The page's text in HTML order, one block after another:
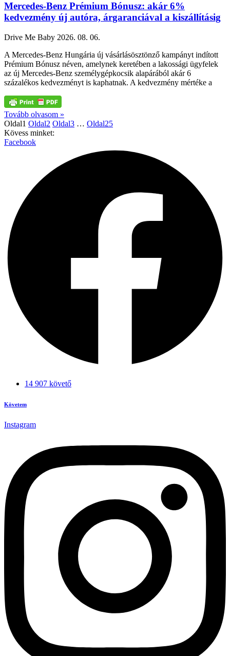
Mercedes-Benz Prémium Bónusz: akár 6%
kedvezmény új autóra, árgaranciával a kiszállításig
Drive Me Baby 2026. 08. 06.
A Mercedes-Benz Hungária új vásárlásösztönző kampányt indított
Prémium Bónusz néven, amelynek keretében a lakossági ügyfelek
az új Mercedes-Benz személygépkocsik alapárából akár 6
százalékos kedvezményt is kaphatnak. A kedvezmény mértéke a
Tovább olvasom »
Oldal1 Oldal2 Oldal3 … Oldal25
Kövess minket:
Facebook
14 907 követő
Követem
Instagram